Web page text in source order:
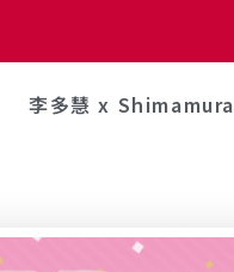
李多慧 x Shimamura